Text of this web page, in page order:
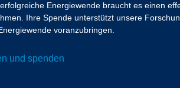
Energiewende braucht es einen
Ihre Spende unterstützt unsere
voranzubringen.
und spenden